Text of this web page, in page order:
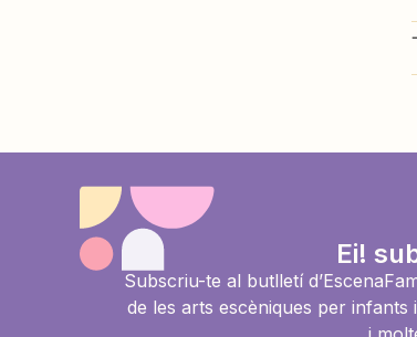
Ei!
Subscriu-te al butlletí
de les arts escèniques per infants